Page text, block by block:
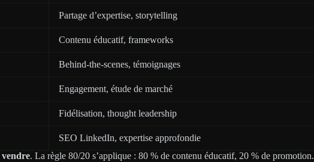
Partage d’expertise, storytelling
Contenu éducatif, frameworks
Behind-the-scenes, témoignages
Engagement, étude de marché
Fidélisation, thought leadership
SEO LinkedIn, expertise approfondie
. La règle 80/20 s’applique : 80 % de contenu éducatif, 20 % de promotion.